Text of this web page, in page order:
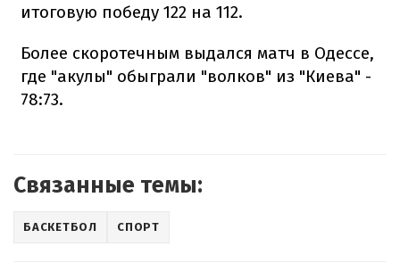
итоговую победу 122 на 112.
Более скоротечным выдался матч в Одессе,
где "акулы" обыграли "волков" из "Киева" -
78:73.
Связанные темы:
БАСКЕТБОЛ СПОРТ